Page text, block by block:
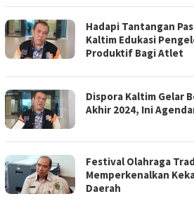
Hadapi Tantangan
Kaltim Edukasi
Produktif Bagi Atlet
Dispora Kaltim Gelar
Akhir 2024, Ini
Festival Olahraga
Memperkenalkan
Daerah